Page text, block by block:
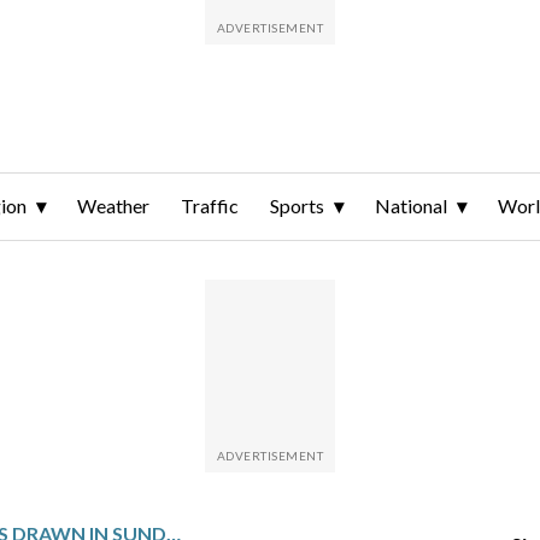
Weather Traffic Sports National
WINNING NUMBERS DRAWN IN SUNDAY’S VIRGINIA PICK 5 MIDDAY